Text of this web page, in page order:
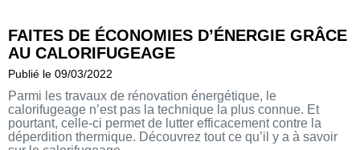
FAITES DE ÉCONOMIES D’ÉNERGIE GRÂCE
AU CALORIFUGEAGE
Publié le 09/03/2022
Parmi les travaux de rénovation énergétique, le
calorifugeage n’est pas la technique la plus connue. Et
pourtant, celle-ci permet de lutter efficacement contre la
déperdition thermique. Découvrez tout ce qu’il y a à savoir